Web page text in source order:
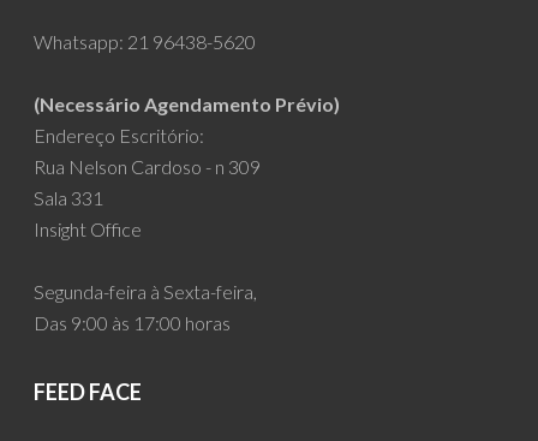
Whatsapp: 21 96438-5620
(Necessário Agendamento Prévio)
Endereço Escritório:
Rua Nelson Cardoso - n 309
Sala 331
Insight Office
Segunda-feira à Sexta-feira,
Das 9:00 às 17:00 horas
FEED FACE